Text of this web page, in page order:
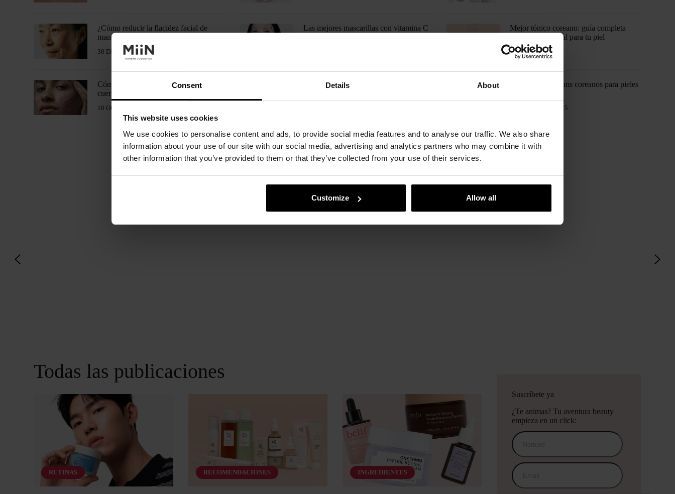
Consent Details About
This website uses cookies
We use cookies to personalise content and ads, to provide social media features and to analyse our traffic. We also share
information about your use of our site with our social media, advertising and analytics partners who may combine it with
other information that you’ve provided to them or that they’ve collected from your use of their services.
Customize Allow all
¿Cómo reducir la flacidez facial de
manera más efectiva?
30 DICIEMBRE, 2025
Cómo exfoliar la piel del rostro y del
cuerpo correctamente
10 OCTUBRE, 2025
Las mejores mascarillas con vitamina C
Niacinamida: para qué sirve y cómo
Mejor tónico coreano: guía completa
para elegir el ideal para tu piel
19 ENERO, 2026
Los mejores sérums coreanos para pieles
4 DICIEMBRE, 2025
MiiN Community
Todas las publicaciones
RUTINAS RECOMENDACIONES INGREDIENTES
Suscríbete ya
¿Te animas? Tu aventura beauty
empieza en un click: